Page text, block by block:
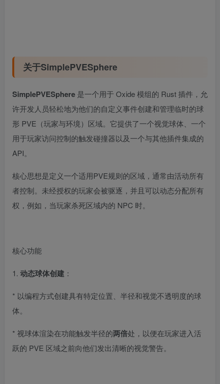
关于SimplePVESphere
SimplePVESphere 是一个用于 Oxide 模组的 Rust 插件，允
许开发人员轻松地为他们的自定义事件创建和管理临时的球
形 PVE（玩家与环境）区域。它提供了一个视觉球体、一个
用于玩家访问控制的触发碰撞器以及一个与其他插件集成的
API。
核心思想是定义一个适用PVE规则的区域，通常由活动所有
者控制。未经授权的玩家会被驱逐，并且可以动态分配所有
权，例如，当玩家杀死区域内的 NPC 时。
核心功能
1. 动态球体创建 ：
* 以编程方式创建具有特定位置、半径和视觉不透明度的球
体。
* 视球体渲染在功能触发半径的两倍处，以便在玩家进入活
跃的 PVE 区域之前向他们发出清晰的视觉警告。